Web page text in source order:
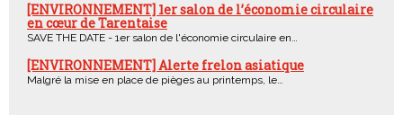
[ENVIRONNEMENT] 1er salon de l’économie circulaire
en cœur de Tarentaise
SAVE THE DATE - 1er salon de l'économie circulaire en…
[ENVIRONNEMENT] Alerte frelon asiatique
Malgré la mise en place de pièges au printemps, le…